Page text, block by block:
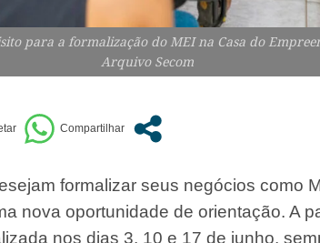
para a formalização do MEI na Casa do
Arquivo Secom
formalizar seus negócios como
nova oportunidade de orientação. A
nos dias 3, 10 e 17 de junho,